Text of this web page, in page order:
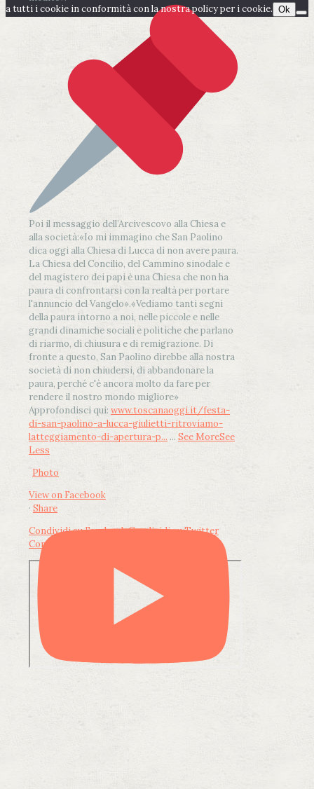
Poi il messaggio dell’Arcivescovo alla Chiesa e
alla società:«Io mi immagino che San Paolino
dica oggi alla Chiesa di Lucca di non avere paura.
La Chiesa del Concilio, del Cammino sinodale e
del magistero dei papi è una Chiesa che non ha
paura di confrontarsi con la realtà per portare
l'annuncio del Vangelo».«Vediamo tanti segni
della paura intorno a noi, nelle piccole e nelle
grandi dinamiche sociali e politiche che parlano
di riarmo, di chiusura e di remigrazione. Di
fronte a questo, San Paolino direbbe alla nostra
società di non chiudersi, di abbandonare la
paura, perché c'è ancora molto da fare per
rendere il nostro mondo migliore»
Approfondisci qui: www.toscanaoggi.it/festa-
di-san-paolino-a-lucca-giulietti-ritroviamo-
latteggiamento-di-apertura-p... ... See MoreSee
Less
Photo
View on Facebook
· Share
Condividi su FacebookCondividi su Twitter
Condividi su LinkedIn
a tutti i cookie in conformità con la nostra policy per i cookie. Ok